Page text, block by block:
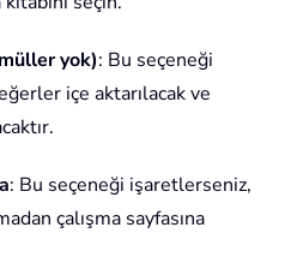
yok): Bu seçeneği
içe aktarılacak ve
: Bu seçeneği işaretlerseniz,
çalışma sayfasına